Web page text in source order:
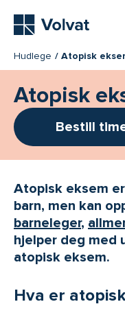
Hudlege Atopisk
Atopisk
Bestill
Atopisk eksem
barn, men kan
barneleger,
hjelper deg med
atopisk eksem.
Hva er